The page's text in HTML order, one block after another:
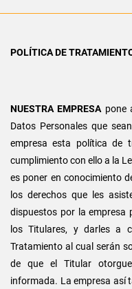
POLÍTICA DE
NUESTRA EMPRESA pone
Datos Personales que
empresa esta política de
cumplimiento con ello a la
es poner en conocimiento
los derechos que les
dispuestos por la empresa
los Titulares, y darles a
Tratamiento al cual serán
de que el Titular
informada. La empresa así